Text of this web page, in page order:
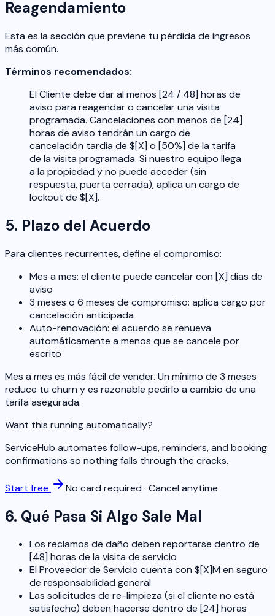
Reagendamiento
Esta es la sección que previene tu pérdida de ingresos
más común.
Términos recomendados:
El Cliente debe dar al menos [24 / 48] horas de
aviso para reagendar o cancelar una visita
programada. Cancelaciones con menos de [24]
horas de aviso tendrán un cargo de
cancelación tardía de $[X] o [50%] de la tarifa
de la visita programada. Si nuestro equipo llega
a la propiedad y no puede acceder (sin
respuesta, puerta cerrada), aplica un cargo de
lockout de $[X].
5. Plazo del Acuerdo
Para clientes recurrentes, define el compromiso:
Mes a mes: el cliente puede cancelar con [X] días de
aviso
3 meses o 6 meses de compromiso: aplica cargo por
cancelación anticipada
Auto-renovación: el acuerdo se renueva
automáticamente a menos que se cancele por
escrito
Mes a mes es más fácil de vender. Un mínimo de 3 meses
reduce tu churn y es razonable pedirlo a cambio de una
tarifa asegurada.
Want this running automatically?
ServiceHub automates follow-ups, reminders, and booking
confirmations so nothing falls through the cracks.
Start free No card required · Cancel anytime
6. Qué Pasa Si Algo Sale Mal
Los reclamos de daño deben reportarse dentro de
[48] horas de la visita de servicio
El Proveedor de Servicio cuenta con $[X]M en seguro
de responsabilidad general
Las solicitudes de re-limpieza (si el cliente no está
satisfecho) deben hacerse dentro de [24] horas